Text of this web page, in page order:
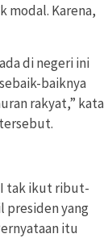
modal. Karena,
di negeri ini
baiknya
rakyat,” kata
tak ikut ribut-
presiden yang
itu